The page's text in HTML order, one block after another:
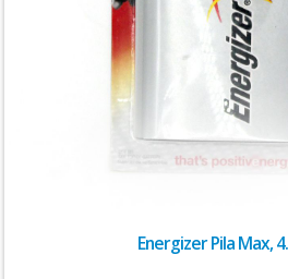
Energizer Pila Max,